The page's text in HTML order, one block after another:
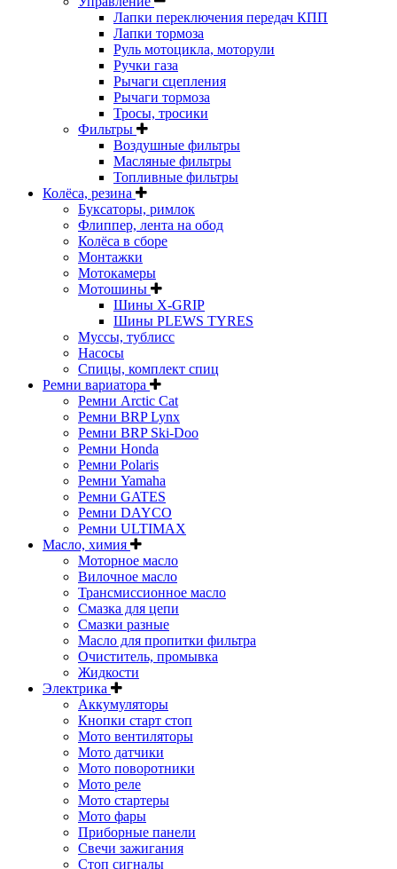
Лапки переключения передач КПП
Лапки тормоза
Руль мотоцикла, моторули
Ручки газа
Рычаги сцепления
Рычаги тормоза
Тросы, тросики
Фильтры
Воздушные фильтры
Масляные фильтры
Топливные фильтры
Колёса, резина
Буксаторы, римлок
Флиппер, лента на обод
Колёса в сборе
Монтажки
Мотокамеры
Мотошины
Шины X-GRIP
Шины PLEWS TYRES
Муссы, тублисс
Насосы
Спицы, комплект спиц
Ремни вариатора
Ремни Arctic Cat
Ремни BRP Lynx
Ремни BRP Ski-Doo
Ремни Honda
Ремни Polaris
Ремни Yamaha
Ремни GATES
Ремни DAYCO
Ремни ULTIMAX
Масло, химия
Моторное масло
Вилочное масло
Трансмиссионное масло
Смазка для цепи
Смазки разные
Масло для пропитки фильтра
Очиститель, промывка
Жидкости
Электрика
Аккумуляторы
Кнопки старт стоп
Мото вентиляторы
Мото датчики
Мото поворотники
Мото реле
Мото стартеры
Мото фары
Приборные панели
Свечи зажигания
Стоп сигналы